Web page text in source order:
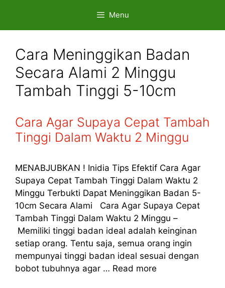
content
Menu
Cara Meninggikan Badan
Secara Alami 2 Minggu
Tambah Tinggi 5-10cm
Cara Agar Supaya Cepat Tambah
Tinggi Dalam Waktu 2 Minggu
MENABJUBKAN ! Inidia Tips Efektif Cara Agar
Supaya Cepat Tambah Tinggi Dalam Waktu 2
Minggu Terbukti Dapat Meninggikan Badan 5-
10cm Secara Alami Cara Agar Supaya Cepat
Tambah Tinggi Dalam Waktu 2 Minggu –
Memiliki tinggi badan ideal adalah keinginan
setiap orang. Tentu saja, semua orang ingin
mempunyai tinggi badan ideal sesuai dengan
bobot tubuhnya agar … Read more